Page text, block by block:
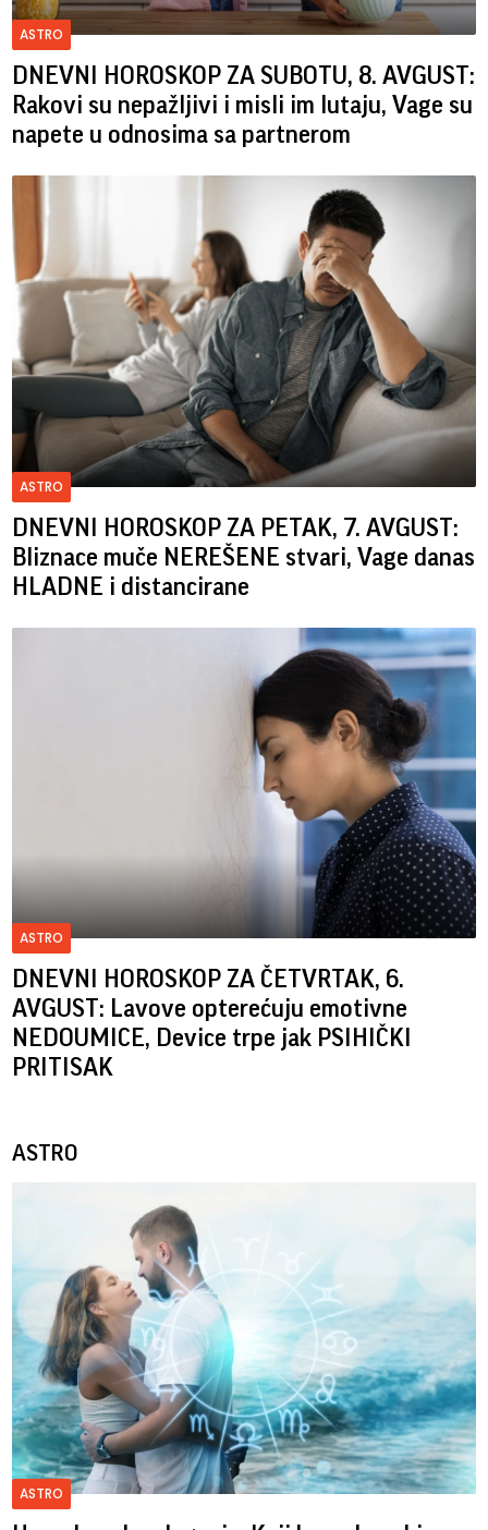
ASTRO
DNEVNI HOROSKOP ZA SUBOTU, 8. AVGUST:
Rakovi su nepažljivi i misli im lutaju, Vage su
napete u odnosima sa partnerom
ASTRO
DNEVNI HOROSKOP ZA PETAK, 7. AVGUST:
Bliznace muče NEREŠENE stvari, Vage danas
HLADNE i distancirane
ASTRO
DNEVNI HOROSKOP ZA ČETVRTAK, 6.
AVGUST: Lavove opterećuju emotivne
NEDOUMICE, Device trpe jak PSIHIČKI
PRITISAK
ASTRO
ASTRO